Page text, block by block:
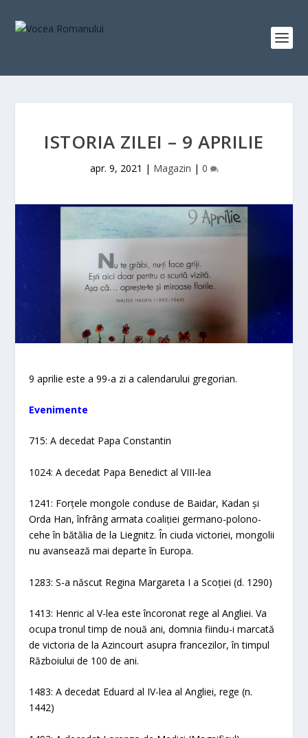
ISTORIA ZILEI – 9 APRILIE
apr. 9, 2021 | Magazin | 0
9 aprilie este a 99-a zi a calendarului gregorian.
Evenimente​
715: A decedat Papa Constantin
1024: A decedat Papa Benedict al VIII-lea
1241: Forțele mongole conduse de Baidar, Kadan și
Orda Han, înfrâng armata coaliției germano-polono-
cehe în bătălia de la Liegnitz. În ciuda victoriei, mongolii
nu avansează mai departe în Europa.
1283: S-a născut Regina Margareta I a Scoției (d. 1290)
1413: Henric al V-lea este încoronat rege al Angliei. Va
ocupa tronul timp de nouă ani, domnia fiindu-i marcată
de victoria de la Azincourt asupra francezilor, în timpul
Războiului de 100 de ani.
1483: A decedat Eduard al IV-lea al Angliei, rege (n.
1442)